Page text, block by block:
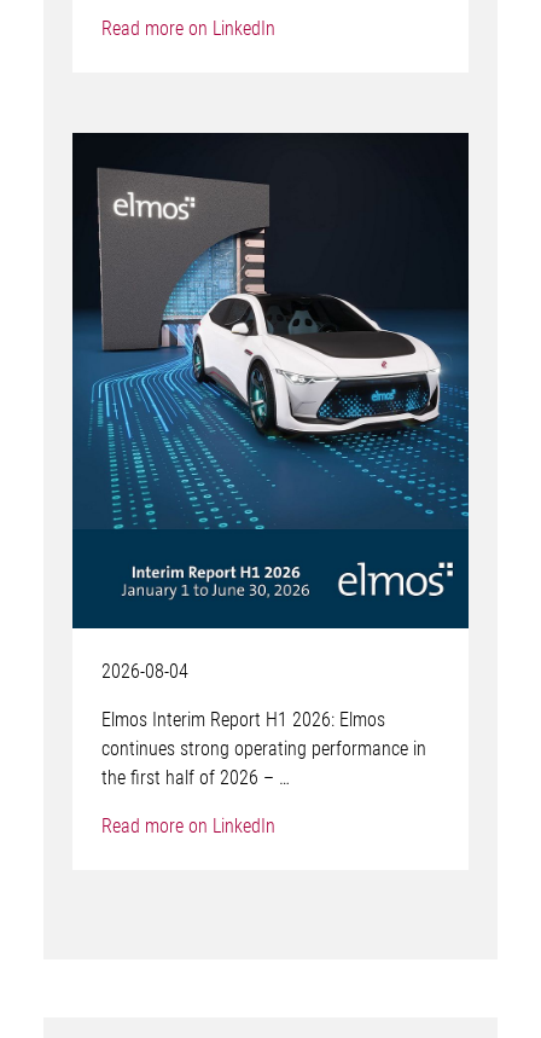
Read more on LinkedIn
2026-08-04
Elmos Interim Report H1 2026: Elmos
continues strong operating performance in
the first half of 2026 – …
Read more on LinkedIn